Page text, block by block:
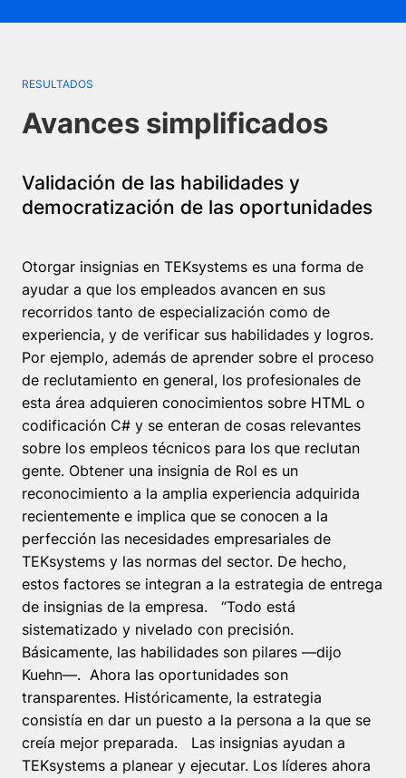
RESULTADOS
Avances simplificados
Validación de las habilidades y
democratización de las oportunidades
Otorgar insignias en TEKsystems es una forma de
ayudar a que los empleados avancen en sus
recorridos tanto de especialización como de
experiencia, y de verificar sus habilidades y logros.
Por ejemplo, además de aprender sobre el proceso
de reclutamiento en general, los profesionales de
esta área adquieren conocimientos sobre HTML o
codificación C# y se enteran de cosas relevantes
sobre los empleos técnicos para los que reclutan
gente. Obtener una insignia de Rol es un
reconocimiento a la amplia experiencia adquirida
recientemente e implica que se conocen a la
perfección las necesidades empresariales de
TEKsystems y las normas del sector. De hecho,
estos factores se integran a la estrategia de entrega
de insignias de la empresa. “Todo está
sistematizado y nivelado con precisión.
Básicamente, las habilidades son pilares —dijo
Kuehn—. Ahora las oportunidades son
transparentes. Históricamente, la estrategia
consistía en dar un puesto a la persona a la que se
creía mejor preparada. Las insignias ayudan a
TEKsystems a planear y ejecutar. Los líderes ahora